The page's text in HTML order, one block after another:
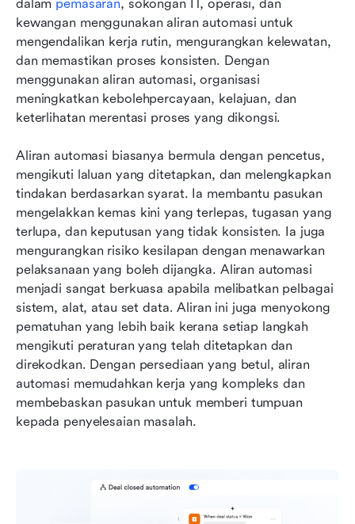
dalam pemasaran, sokongan IT, operasi, dan
kewangan menggunakan aliran automasi untuk
mengendalikan kerja rutin, mengurangkan kelewatan,
dan memastikan proses konsisten. Dengan
menggunakan aliran automasi, organisasi
meningkatkan kebolehpercayaan, kelajuan, dan
keterlihatan merentasi proses yang dikongsi.
Aliran automasi biasanya bermula dengan pencetus,
mengikuti laluan yang ditetapkan, dan melengkapkan
tindakan berdasarkan syarat. Ia membantu pasukan
mengelakkan kemas kini yang terlepas, tugasan yang
terlupa, dan keputusan yang tidak konsisten. Ia juga
mengurangkan risiko kesilapan dengan menawarkan
pelaksanaan yang boleh dijangka. Aliran automasi
menjadi sangat berkuasa apabila melibatkan pelbagai
sistem, alat, atau set data. Aliran ini juga menyokong
pematuhan yang lebih baik kerana setiap langkah
mengikuti peraturan yang telah ditetapkan dan
direkodkan. Dengan persediaan yang betul, aliran
automasi memudahkan kerja yang kompleks dan
membebaskan pasukan untuk memberi tumpuan
kepada penyelesaian masalah.